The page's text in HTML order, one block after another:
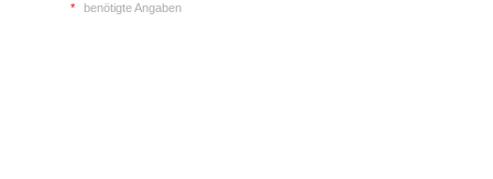
* benötigte Angaben